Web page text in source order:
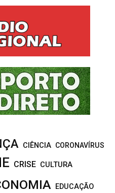
CIÊNCIA CORONAVÍRUS
CRISE CULTURA
EDUCAÇÃO